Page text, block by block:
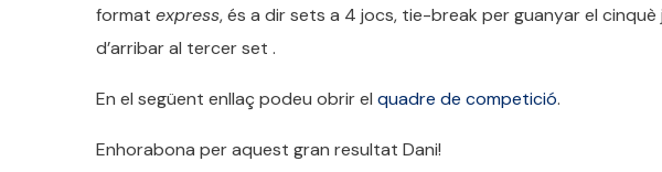
format express, és a dir sets a 4 jocs, tie-break per guanyar el cinquè
d’arribar al tercer set .
En el següent enllaç podeu obrir el quadre de competició.
Enhorabona per aquest gran resultat Dani!